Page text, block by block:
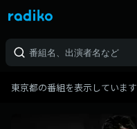
東京都の番組を表示しています